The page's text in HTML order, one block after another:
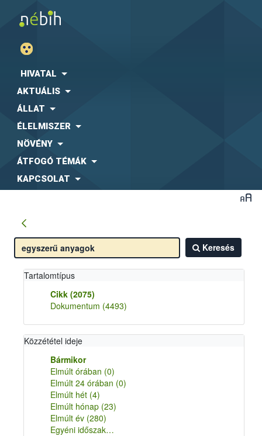
HIVATAL
AKTUÁLIS
ÁLLAT
ÉLELMISZER
NÖVÉNY
ÁTFOGÓ TÉMÁK
KAPCSOLAT
Keresés
Tartalomtípus
Cikk (2075)
Dokumentum (4493)
Közzététel ideje
Bármikor
Elmúlt órában (0)
Elmúlt 24 órában (0)
Elmúlt hét (4)
Elmúlt hónap (23)
Elmúlt év (280)
Egyéni időszak…